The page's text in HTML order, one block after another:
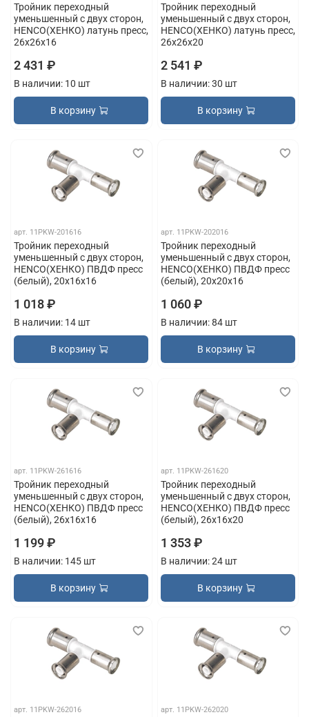
Тройник переходный
уменьшенный с двух сторон,
HENCO(ХЕНКО) латунь пресс,
26x26x16
2 431 ₽
В наличии: 10 шт
В корзину
Тройник переходный
уменьшенный с двух сторон,
HENCO(ХЕНКО) латунь пресс,
26x26x20
2 541 ₽
В наличии: 30 шт
В корзину
арт. 11PKW-201616
Тройник переходный
уменьшенный с двух сторон,
HENCO(ХЕНКО) ПВДФ пресс
(белый), 20x16x16
1 018 ₽
В наличии: 14 шт
В корзину
арт. 11PKW-202016
Тройник переходный
уменьшенный с двух сторон,
HENCO(ХЕНКО) ПВДФ пресс
(белый), 20x20x16
1 060 ₽
В наличии: 84 шт
В корзину
арт. 11PKW-261616
Тройник переходный
уменьшенный с двух сторон,
HENCO(ХЕНКО) ПВДФ пресс
(белый), 26x16x16
1 199 ₽
В наличии: 145 шт
В корзину
арт. 11PKW-261620
Тройник переходный
уменьшенный с двух сторон,
HENCO(ХЕНКО) ПВДФ пресс
(белый), 26x16x20
1 353 ₽
В наличии: 24 шт
В корзину
арт. 11PKW-262016 арт. 11PKW-262020